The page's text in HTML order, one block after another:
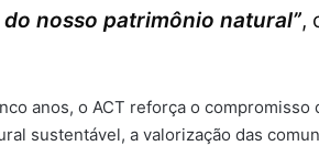
nosso patrimônio natural”,
anos, o ACT reforça o compromisso
sustentável, a valorização das